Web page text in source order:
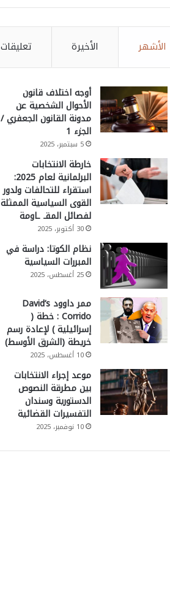
الأشهر الأخيرة تعليقات
أوجه اختلاف قانون
الأحوال الشخصية عن
مدونة القانون الجعفري /
الجزء 1
5 سبتمبر، 2025
خارطة الانتخابات
البرلمانية لعام 2025:
استقراء للتحالفات ولدور
القوى السياسية الممثلة
لفصائل المقـ ـاومة
30 أكتوبر، 2025
نظام الكوتا: دراسة في
المبررات السياسية
25 أغسطس، 2025
ممر داوود David’s
Corrido : خطة (
إسرائيلية ) لإعادة رسم
خريطة (الشرق الأوسط)
10 أغسطس، 2025
موعد إجراء الانتخابات
بين مطرقة النصوص
الدستورية وسندان
التفسيرات القضائية
10 نوفمبر، 2025